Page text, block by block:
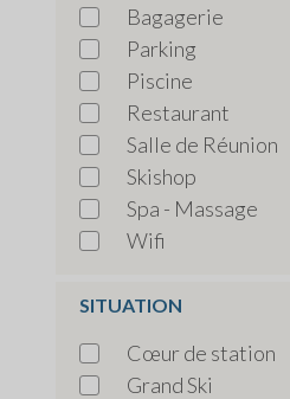
Bagagerie
Parking
Piscine
Restaurant
Salle de Réunion
Skishop
Spa - Massage
Wifi
SITUATION
Cœur de station
Grand Ski